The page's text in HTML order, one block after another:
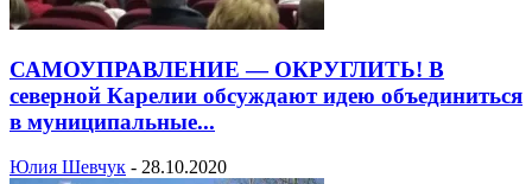
САМОУПРАВЛЕНИЕ — ОКРУГЛИТЬ! В
северной Карелии обсуждают идею объединиться
в муниципальные...
Юлия Шевчук - 28.10.2020